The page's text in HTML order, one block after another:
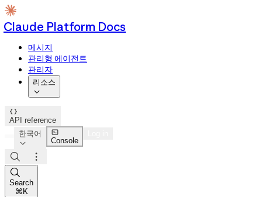
Claude Platform Docs
메시지
관리형 에이전트
관리자
리소스


API reference
한국어


Console



Search
⌘K